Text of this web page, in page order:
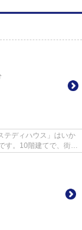
テディハウス」はいか
す。10階建てで、街並